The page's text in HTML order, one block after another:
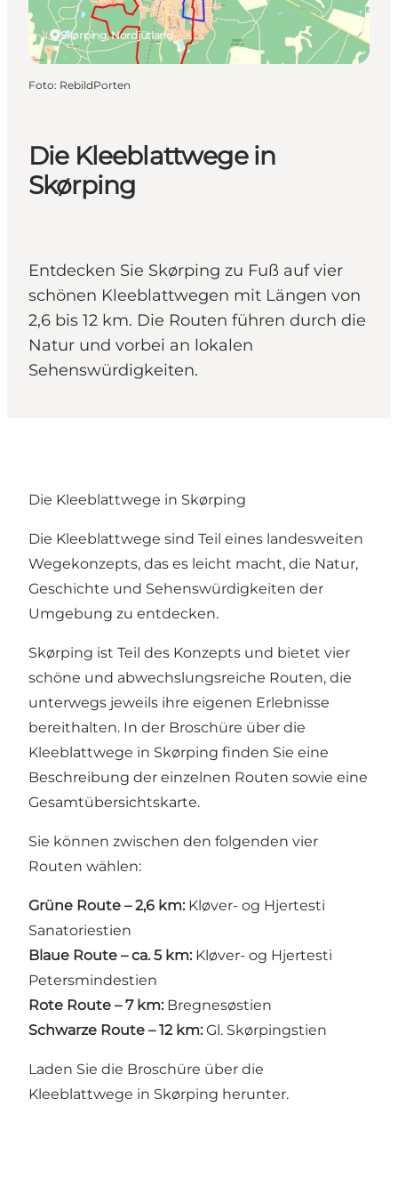
Die Kleeblattwege in
Skørping
Entdecken Sie Skørping zu Fuß auf vier
schönen Kleeblattwegen mit Längen von
2,6 bis 12 km. Die Routen führen durch die
Natur und vorbei an lokalen
Sehenswürdigkeiten.
Skørping, Nordjütland
Foto: RebildPorten
Die Kleeblattwege in Skørping
Die Kleeblattwege sind Teil eines landesweiten
Wegekonzepts, das es leicht macht, die Natur,
Geschichte und Sehenswürdigkeiten der
Umgebung zu entdecken.
Skørping ist Teil des Konzepts und bietet vier
schöne und abwechslungsreiche Routen, die
unterwegs jeweils ihre eigenen Erlebnisse
bereithalten. In der Broschüre über die
Kleeblattwege in Skørping finden Sie eine
Beschreibung der einzelnen Routen sowie eine
Gesamtübersichtskarte.
Sie können zwischen den folgenden vier
Routen wählen:
Grüne Route – 2,6 km: Kløver- og Hjertesti
Sanatoriestien
Blaue Route – ca. 5 km: Kløver- og Hjertesti
Petersmindestien
Rote Route – 7 km: Bregnesøstien
Schwarze Route – 12 km: Gl. Skørpingstien
Laden Sie die Broschüre über die
Kleeblattwege in Skørping herunter.